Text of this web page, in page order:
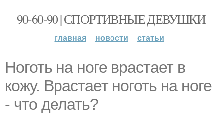
90-60-90 | СПОРТИВНЫЕ ДЕВУШКИ
главная новости статьи
Ноготь на ноге врастает в
кожу. Врастает ноготь на ноге
- что делать?